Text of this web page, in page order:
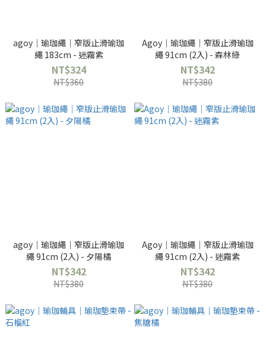
agoy｜瑜珈繩｜窄版止滑瑜珈
繩 183cm - 迷霧紫
NT$324
NT$360
Agoy｜瑜珈繩｜窄版止滑瑜珈
繩 91cm (2入) - 森林綠
NT$342
NT$380
agoy｜瑜珈繩｜窄版止滑瑜珈
繩 91cm (2入) - 夕陽橘
NT$342
NT$380
Agoy｜瑜珈繩｜窄版止滑瑜珈
繩 91cm (2入) - 迷霧紫
NT$342
NT$380